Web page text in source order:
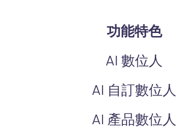
功能特色
AI 數位人
AI 自訂數位人
AI 產品數位人